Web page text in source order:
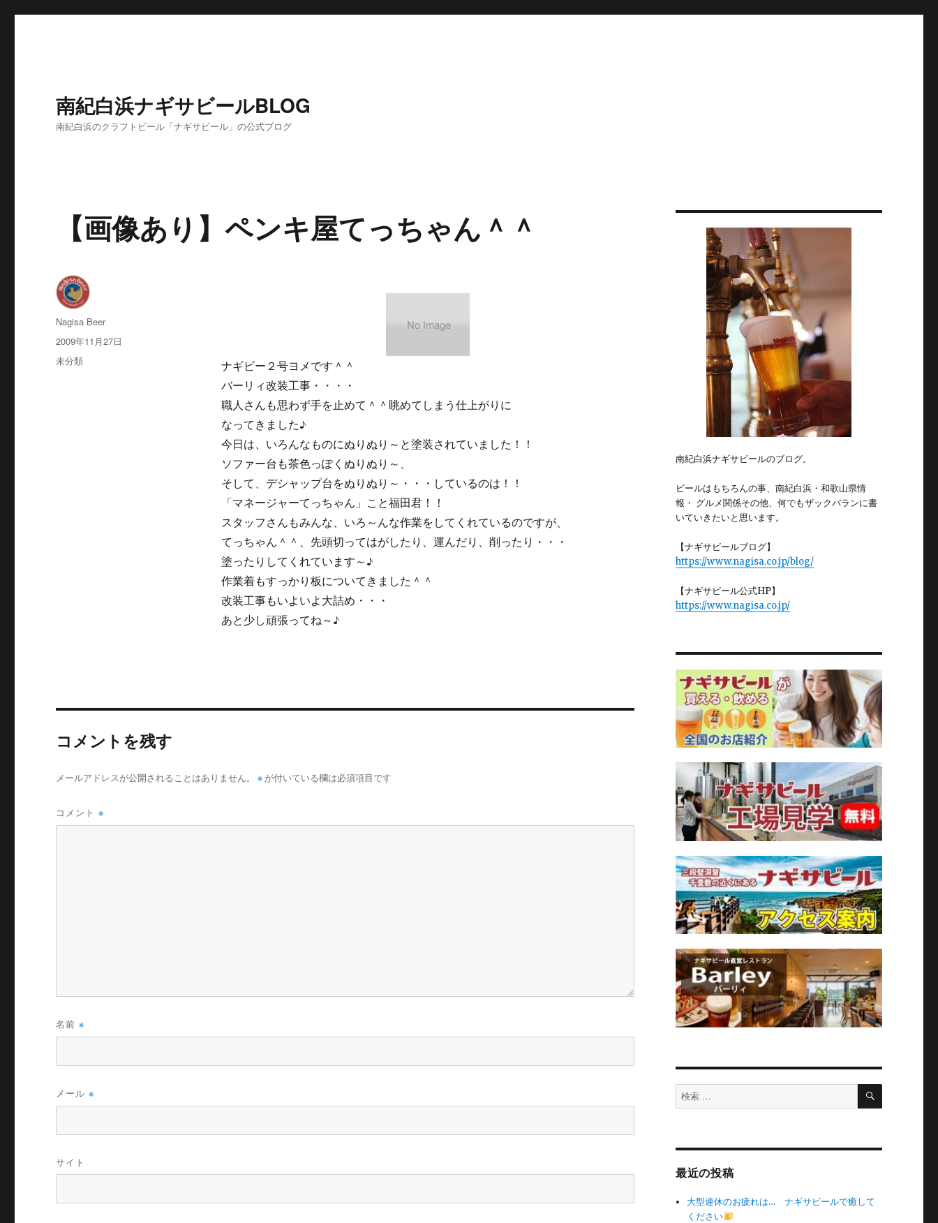
南紀白浜ナギサビールBLOG
南紀白浜のクラフトビール「ナギサビール」の公式ブログ
【画像あり】ペンキ屋てっちゃん＾＾
ナギビー２号ヨメです＾＾
バーリィ改装工事・・・・
職人さんも思わず手を止めて＾＾眺めてしまう仕上がりに
なってきました♪
今日は、いろんなものにぬりぬり～と塗装されていました！！
ソファー台も茶色っぽくぬりぬり～、
そして、デシャップ台をぬりぬり～・・・しているのは！！
「マネージャーてっちゃん」こと福田君！！
スタッフさんもみんな、いろ～んな作業をしてくれているのですが、
てっちゃん＾＾、先頭切ってはがしたり、運んだり、削ったり・・・
塗ったりしてくれています～♪
作業着もすっかり板についてきました＾＾
改装工事もいよいよ大詰め・・・
あと少し頑張ってね～♪
投
稿
Nagisa Beer
投
稿
日:
2009年11月27日
カ
未分類
コメントを残す
メールアドレスが公開されることはありません。 ※ が付いている欄は必須項目です
コメント※
名前※
メール※
サイト
南紀白浜ナギサビールのブログ。
ビールはもちろんの事、南紀白浜・和歌山県情
報・ グルメ関係その他、何でもザックバランに書
いていきたいと思います。
【ナギサビールブログ】
https://www.nagisa.co.jp/blog/
【ナギサビール公式HP】
https://www.nagisa.co.jp/
検
索
検
最近の投稿
大型連休のお疲れは… ナギサビールで癒して
ください